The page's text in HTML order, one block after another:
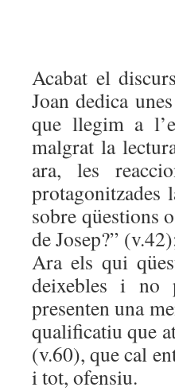
Acabat el
Joan dedica
que llegim a
malgrat la
ara, les
sobre qüestions
de Josep?”
Ara els qui
deixebles i no
presenten una
qualificatiu que
(v.60), que cal
i tot, ofensiu.